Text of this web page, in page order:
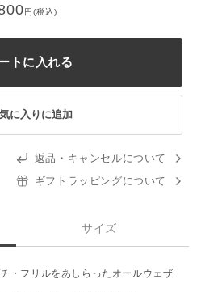
円(税込)
トに入れる
に入りに追加
返品・キャンセルについて
ギフトラッピングについて
サイズ
・フリルをあしらったオールウェザ